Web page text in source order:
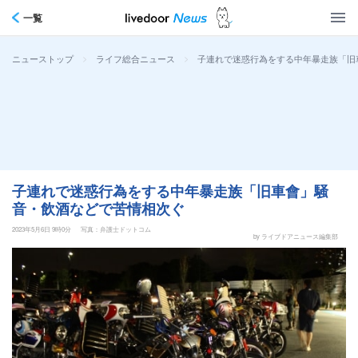
一覧
ニューストップ > ライフ総合ニュース > 子連れで迷惑行為をする中年暴走族「
子連れで迷惑行為をする中年暴走族「旧車會」騒
音・飲酒などで苦情相次ぐ
2023年5月6日 9時0分
写真：弁護士ドットコム
by ライブドアニュース編集部